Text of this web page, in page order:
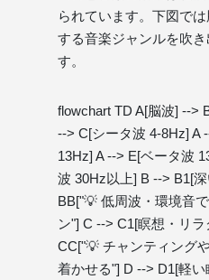
られています。下図で
する音楽ジャンルを吹
す。
flowchart TD A[脳波] -->
--> C[シータ波 4-8Hz] A
13Hz] A --> E[ベータ波
波 30Hz以上] B --> B1[
BB["💡 低周波・環境音
ン"] C --> C1[瞑想・リ
CC["💡 チャンティング
着かせる"] D --> D1[軽